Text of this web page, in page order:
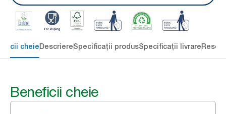
cheieDescriereSpecificații produsSpecificații livrare
Beneficii cheie